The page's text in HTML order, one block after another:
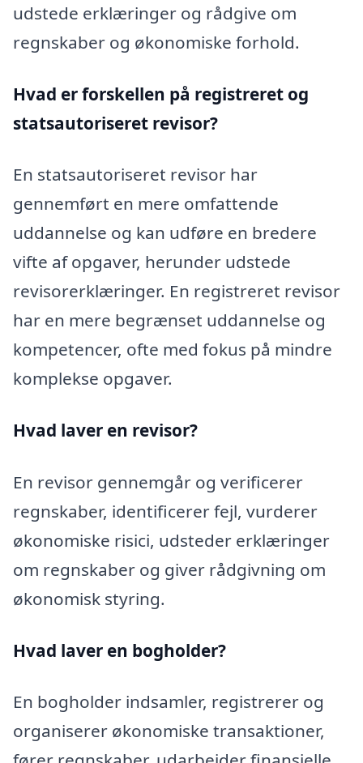
udstede erklæringer og rådgive om
regnskaber og økonomiske forhold.
Hvad er forskellen på registreret og
statsautoriseret revisor?
En statsautoriseret revisor har
gennemført en mere omfattende
uddannelse og kan udføre en bredere
vifte af opgaver, herunder udstede
revisorerklæringer. En registreret revisor
har en mere begrænset uddannelse og
kompetencer, ofte med fokus på mindre
komplekse opgaver.
Hvad laver en revisor?
En revisor gennemgår og verificerer
regnskaber, identificerer fejl, vurderer
økonomiske risici, udsteder erklæringer
om regnskaber og giver rådgivning om
økonomisk styring.
Hvad laver en bogholder?
En bogholder indsamler, registrerer og
organiserer økonomiske transaktioner,